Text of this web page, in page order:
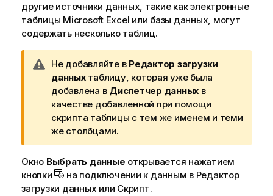
другие источники данных, такие как электронные
таблицы Microsoft Excel или базы данных, могут
содержать несколько таблиц.
П
р
и
м
е
ч
а
н
и
е
Не добавляйте в Редактор загрузки
данныхтаблицу, которая уже была
добавлена в Диспетчер данных в
качестве добавленной при помощи
скрипта таблицы с тем же именем и теми
же столбцами.
Окно Выбрать данные открывается нажатием
кнопки
на подключении к данным в Редактор
загрузки данных или Скрипт.